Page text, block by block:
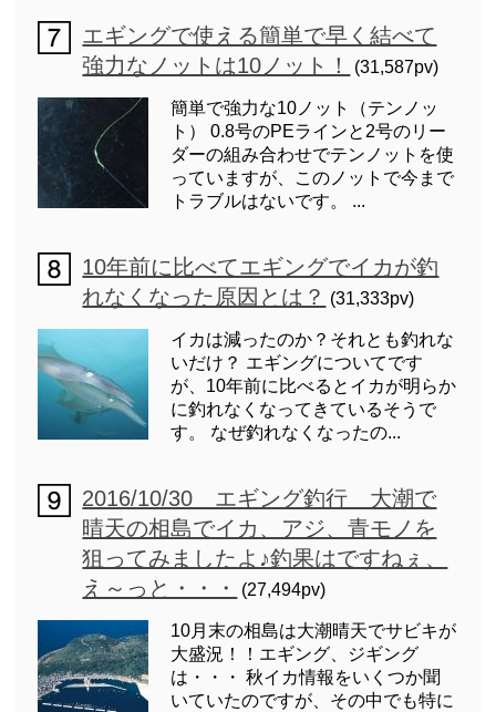
エギングで使える簡単で早く結べて
強力なノットは10ノット！
(31,587pv)
簡単で強力な10ノット（テンノッ
ト） 0.8号のPEラインと2号のリー
ダーの組み合わせでテンノットを使
っていますが、このノットで今まで
トラブルはないです。 ...
10年前に比べてエギングでイカが釣
れなくなった原因とは？ (31,333pv)
イカは減ったのか？それとも釣れな
いだけ？ エギングについてです
が、10年前に比べるとイカが明らか
に釣れなくなってきているそうで
す。 なぜ釣れなくなったの...
2016/10/30 エギング釣行 大潮で
晴天の相島でイカ、アジ、青モノを
狙ってみましたよ♪釣果はですねぇ、
え～っと・・・
(27,494pv)
10月末の相島は大潮晴天でサビキが
大盛況！！エギング、ジギング
は・・・ 秋イカ情報をいくつか聞
いていたのですが、その中でも特に